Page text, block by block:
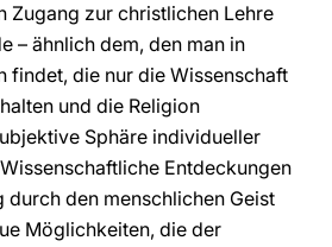
Zugang zur christlichen Lehre
– ähnlich dem, den man in
findet, die nur die Wissenschaft
und die Religion
Sphäre individueller
Entdeckungen
durch den menschlichen Geist
Möglichkeiten, die der